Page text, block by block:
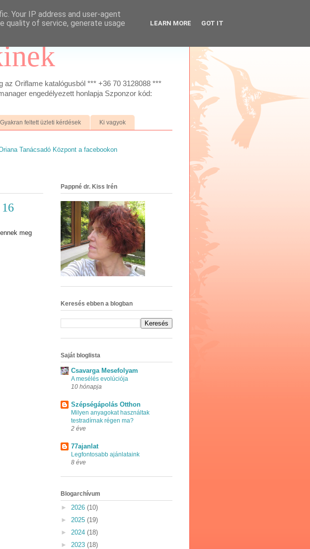
az Oriflame katalógusból *** +36 70 3128088 ***
engedélyezett honlapja Szponzor kód:
Gyakran feltett üzleti kérdések Ki vagyok
Tanácsadó Központ a facebookon
meg
Pappné dr. Kiss Irén
Keresés ebben a blogban
Saját bloglista
Csavarga Mesefolyam
A mesélés evolúciója
10 hónapja
Szépségápolás Otthon
Milyen anyagokat használtak
testradírnak régen ma?
2 éve
77ajanlat
Legfontosabb ajánlataink
8 éve
Blogarchívum
► 2026 (10)
► 2025 (19)
► 2024 (18)
► 2023 (18)
Your IP address and user-agent
quality of service, generate usage
LEARN MORE GOT IT